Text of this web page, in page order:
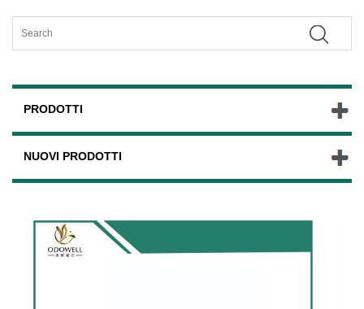
PRODOTTI
NUOVI PRODOTTI